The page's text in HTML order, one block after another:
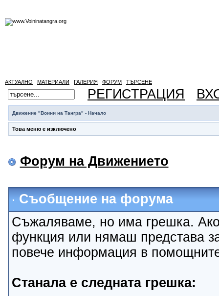
АКТУАЛНО МАТЕРИАЛИ ГАЛЕРИЯ ФОРУМ ТЪРСЕНЕ
РЕГИСТРАЦИЯ
Движение "Воини на Тангра" - Начало
Това меню е изключено
Форум на Движението
Съобщение на форума
Съжаляваме, но има грешка.
функция или нямаш представа
повече информация в
Станала е следната грешка: